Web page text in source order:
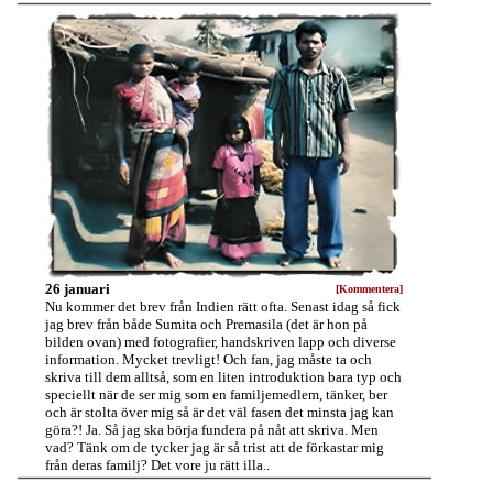
26 januari [Kommentera]
Nu kommer det brev från Indien rätt ofta. Senast idag så fick
jag brev från både Sumita och Premasila (det är hon på
bilden ovan) med fotografier, handskriven lapp och diverse
information. Mycket trevligt! Och fan, jag måste ta och
skriva till dem alltså, som en liten introduktion bara typ och
speciellt när de ser mig som en familjemedlem, tänker, ber
och är stolta över mig så är det väl fasen det minsta jag kan
göra?! Ja. Så jag ska börja fundera på nåt att skriva. Men
vad? Tänk om de tycker jag är så trist att de förkastar mig
från deras familj? Det vore ju rätt illa..